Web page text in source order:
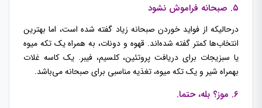
۵. صبحانه فراموش نشود
درحالیکه از فواید خوردن صبحانه زیاد گفته شده است، اما بهترین
انتخاب‌ها کمتر گفته شده‌اند. قهوه و دونات، به همراه یک تکه میوه
یا سبزیجات برای دریافت پروتئین، کلسیم، فیبر. یک کاسه غلات
بهمراه شیر و یک تکه میوه، تغذیه مناسبی برای صبحانه می‌باشد.
۶. موز؟ بله، حتما.